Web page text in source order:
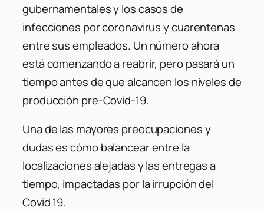
gubernamentales y los casos de
infecciones por coronavirus y cuarentenas
entre sus empleados. Un número ahora
está comenzando a reabrir, pero pasará un
tiempo antes de que alcancen los niveles de
producción pre-Covid-19.
Una de las mayores preocupaciones y
dudas es cómo balancear entre la
localizaciones alejadas y las entregas a
tiempo, impactadas por la irrupción del
Covid 19.